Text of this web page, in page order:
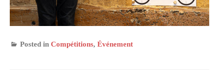
Posted in Compétitions, Événement